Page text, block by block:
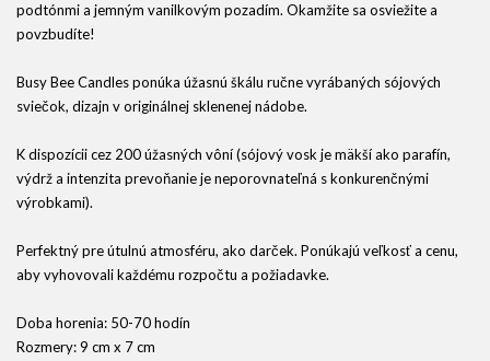
podtónmi a jemným vanilkovým pozadím. Okamžite sa osviežite a
povzbudíte!
Busy Bee Candles ponúka úžasnú škálu ručne vyrábaných sójových
sviečok, dizajn v originálnej sklenenej nádobe.
K dispozícii cez 200 úžasných vôní (sójový vosk je mäkší ako parafín,
výdrž a intenzita prevoňanie je neporovnateľná s konkurenčnými
výrobkami).
Perfektný pre útulnú atmosféru, ako darček. Ponúkajú veľkosť a cenu,
aby vyhovovali každému rozpočtu a požiadavke.
Doba horenia: 50-70 hodín
Rozmery: 9 cm x 7 cm